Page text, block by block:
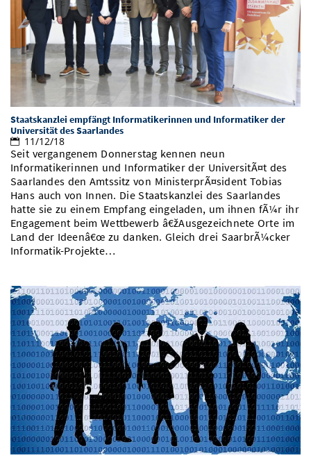
Vom Studium in den Beruf
Study Scheduler
Bibliothek
Open Science/Open Access
Start-ups
IT-Themenabend
Ranking
Zahlen & Fakten
Preise, Auszeichnungen und Förderungen
Kontakt
SIC Merchandise
Anfahrt
AnsprechpartnerInnen, Personen, Forschungsgruppen
Termine, Vorträge und Veranstaltungen
Alumni
Staatskanzlei empfängt Informatikerinnen und Informatiker der
Universität des Saarlandes
11/12/18
Seit vergangenem Donnerstag kennen neun
Informatikerinnen und Informatiker der UniversitÃ¤t des
Saarlandes den Amtssitz von MinisterprÃ¤sident Tobias
Hans auch von Innen. Die Staatskanzlei des Saarlandes
hatte sie zu einem Empfang eingeladen, um ihnen fÃ¼r ihr
Engagement beim Wettbewerb â€žAusgezeichnete Orte im
Land der Ideenâ€œ zu danken. Gleich drei SaarbrÃ¼cker
Informatik-Projekte…